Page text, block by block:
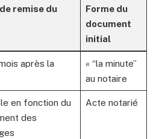
remise du
Forme du
document
initial
après la
« “la minute”
au notaire
en fonction du
des
Acte notarié